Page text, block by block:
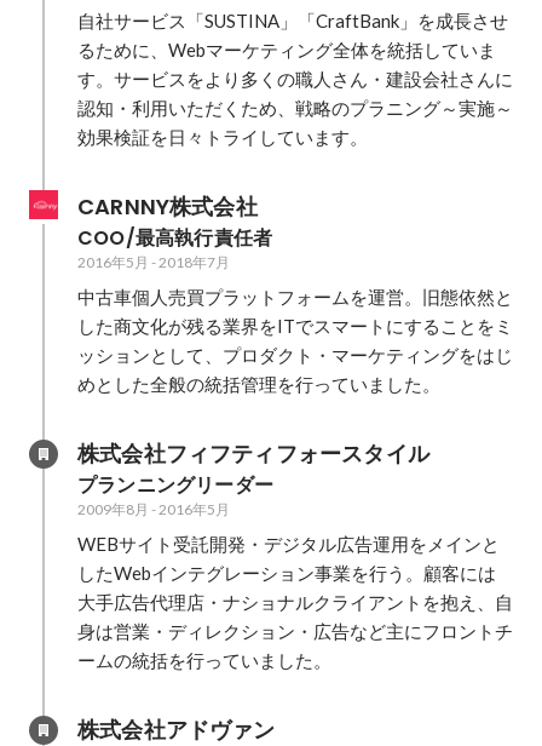
自社サービス「SUSTINA」「CraftBank」を成長させ
るために、Webマーケティング全体を統括していま
す。サービスをより多くの職人さん・建設会社さんに
認知・利用いただくため、戦略のプラニング～実施～
効果検証を日々トライしています。
CARNNY株式会社
COO/最高執行責任者
2016年5月 -2018年7月
中古車個人売買プラットフォームを運営。旧態依然と
した商文化が残る業界をITでスマートにすることをミ
ッションとして、プロダクト・マーケティングをはじ
めとした全般の統括管理を行っていました。
株式会社フィフティフォースタイル
プランニングリーダー
2009年8月 -2016年5月
WEBサイト受託開発・デジタル広告運用をメインと
したWebインテグレーション事業を行う。顧客には
大手広告代理店・ナショナルクライアントを抱え、自
身は営業・ディレクション・広告など主にフロントチ
ームの統括を行っていました。
株式会社アドヴァン